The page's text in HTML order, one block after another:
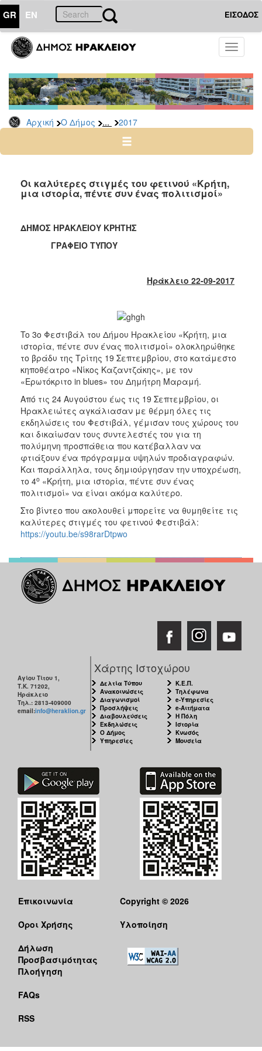
GR EN ΕΙΣΟΔΟΣ
Toggle
Αρχική Ο Δήμος ... 2017
ΔΗΜΟΣ
Δελτία
Τύπου
Αρχείο
2026
2024
2022
2020
2019
2013
2012
2011
2010
2006
ΤΟΠΟΣ
ΠΟΛΙΤΙΣΜΟΣ
ΑΝΘΕΚΤΙΚΗ
Οι καλύτερες στιγμές του φετινού «Κρήτη,
μια ιστορία, πέντε συν ένας πολιτισμοί»
ΔΗΜΟΣ ΗΡΑΚΛΕΙΟΥ ΚΡΗΤΗΣ
ΓΡΑΦΕΙΟ ΤΥΠΟΥ
Ηράκλειο 22-09-2017
To 3o Φεστιβάλ του Δήμου Ηρακλείου «Κρήτη, μια
ιστορία, πέντε συν ένας πολιτισμοί» ολοκληρώθηκε
το βράδυ της Τρίτης 19 Σεπτεμβρίου, στο κατάμεστο
κηποθέατρο «Νίκος Καζαντζάκης», με τον
«Ερωτόκριτο in blues» του Δημήτρη Μαραμή.
Από τις 24 Αυγούστου έως τις 19 Σεπτεμβρίου, οι
Ηρακλειώτες αγκάλιασαν με θέρμη όλες τις
εκδηλώσεις του Φεστιβάλ, γέμισαν τους χώρους του
και δικαίωσαν τους συντελεστές του για τη
πολύμηνη προσπάθεια που κατέβαλλαν να
φτιάξουν ένα πρόγραμμα υψηλών προδιαγραφών.
Και παράλληλα, τους δημιούργησαν την υποχρέωση,
το 4ο «Κρήτη, μια ιστορία, πέντε συν ένας
πολιτισμοί» να είναι ακόμα καλύτερο.
Στο βίντεο που ακολουθεί μπορείτε να θυμηθείτε τις
καλύτερες στιγμές του φετινού Φεστιβάλ:
https://youtu.be/s98rarDtpwo
Αγίου Τίτου 1,
Τ.Κ. 71202,
Ηράκλειο
Τηλ.: 2813-409000
email:info@heraklion.gr
Χάρτης Ιστοχώρου
Δελτία Τύπου
Ανακοινώσεις
Διαγωνισμοί
Προσλήψεις
Διαβουλεύσεις
Εκδηλώσεις
Ο Δήμος
Υπηρεσίες
Κ.Ε.Π.
Τηλέφωνα
e-Υπηρεσίες
e-Αιτήματα
Η Πόλη
Ιστορία
Κνωσός
Μουσεία
Επικοινωνία
Όροι Χρήσης
Δήλωση
Προσβασιμότητας
Πλοήγηση
FAQs
RSS
Copyright © 2026
Υλοποίηση